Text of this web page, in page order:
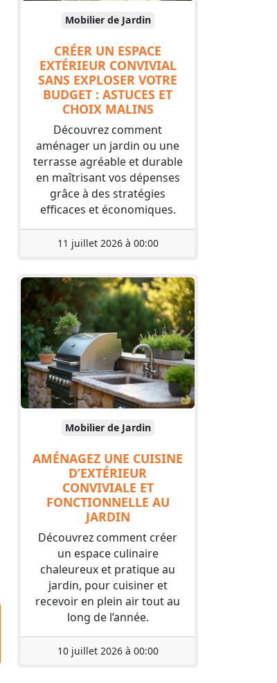
Mobilier de Jardin
CRÉER UN ESPACE
EXTÉRIEUR CONVIVIAL
SANS EXPLOSER VOTRE
BUDGET : ASTUCES ET
CHOIX MALINS
Découvrez comment
aménager un jardin ou une
terrasse agréable et durable
en maîtrisant vos dépenses
grâce à des stratégies
efficaces et économiques.
11 juillet 2026 à 00:00
Mobilier de Jardin
AMÉNAGEZ UNE CUISINE
D’EXTÉRIEUR
CONVIVIALE ET
FONCTIONNELLE AU
JARDIN
Découvrez comment créer
un espace culinaire
chaleureux et pratique au
jardin, pour cuisiner et
recevoir en plein air tout au
long de l’année.
10 juillet 2026 à 00:00